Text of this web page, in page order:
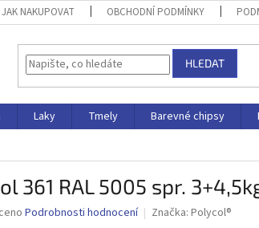
JAK NAKUPOVAT OBCHODNÍ PODMÍNKY
HLEDAT
Laky Tmely Barevné chipsy
361 RAL 5005 spr.
Podrobnosti hodnocení Značka: Polycol®